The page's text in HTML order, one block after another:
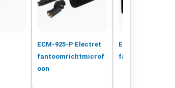
ECM-925-P Electret
fantoomrichtmicrof
oon
EMA-3 48V
fantoomvoeding